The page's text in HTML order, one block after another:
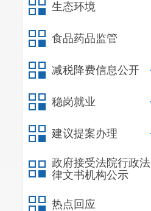
生态环境
食品药品监管
减税降费信息公开
稳岗就业
建议提案办理
政府接受法院行政法
律文书机构公示
热点回应